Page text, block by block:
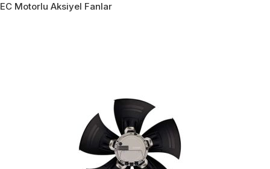
EC Motorlu Aksiyel Fanlar